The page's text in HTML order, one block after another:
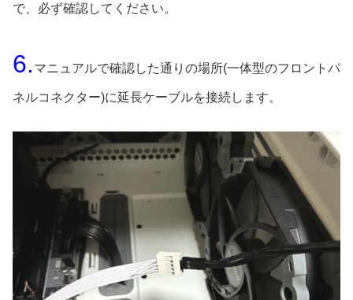
で、必ず確認してください。
6. マニュアルで確認した通りの場所(一体型のフロントパ
ネルコネクター)に延長ケーブルを接続します。